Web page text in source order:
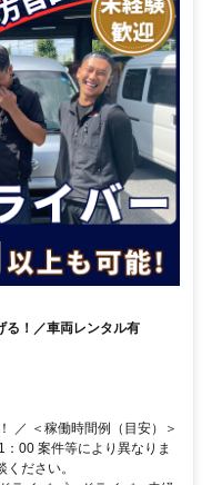
る！／車両レンタル有
／ ＜稼働時間例（目安）＞
00 案件等により異なりま
ださい。